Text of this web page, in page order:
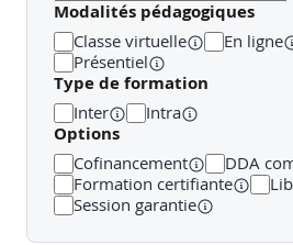
Recréer du lien avec pertinence et
Élaborer un plan d’action
Fixer des objectifs clairs de
Choisir les canaux appropriés
Modalités pédagogiques
Classe virtuelle En ligne
Présentiel
Type de formation
Inter Intra
Options
Cofinancement
DDA
Formation certifiante
Session garantie